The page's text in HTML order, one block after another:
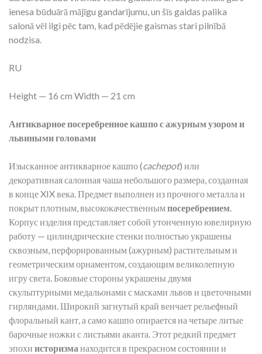
ienesa būduārā mājīgu gandarījumu, un šīs gaidas palika
salonā vēl ilgi pēc tam, kad pēdējie gaismas stari pilnībā
nodzisa.
RU
Height — 16 cm Width — 21 cm
Антикварное посеребренное кашпо с ажурным узором и
львиными головами
Изысканное антикварное кашпо (cachepot) или
декоративная салонная чаша небольшого размера, созданная
в конце XIX века. Предмет выполнен из прочного металла и
покрыт плотным, высококачественнымпосеребрением.
Корпус изделия представляет собой утонченную ювелирную
работу — цилиндрические стенки полностью украшены
сквозным, перфорированным (ажурным) растительным и
геометрическим орнаментом, создающим великолепную
игру света. Боковые стороны украшены двумя
скульптурными медальонами с масками львов и цветочными
гирляндами. Широкий загнутый край венчает рельефный
флоральный кант, а само кашпо опирается на четыре литые
барочные ножки с листьями аканта. Этот редкий предмет
эпохи историзма находится в прекрасном состоянии и